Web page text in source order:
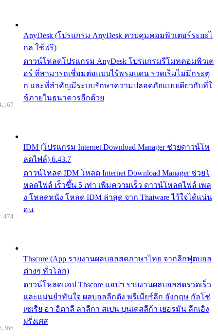
AnyDesk (โปรแกรม AnyDesk ควบคุมคอมพิวเตอร์ระยะไ
กล ใช้ฟรี)
ดาวน์โหลดโปรแกรม AnyDesk โปรแกรมรีโมทคอมพิวเต
อร์ ที่สามารถเชื่อมต่อแบบไร้พรมแดน รวดเร็มไม่มีกระตุ
ก และที่สำคัญมีระบบรักษาความปลอดภัยแบบเดียวกับที่ใ
ช้ภายในธนาคารอีกด้วย
IDM (โปรแกรม Internet Download Manager ช่วยดาวน์โห
ลดไฟล์) 6.43.7
ดาวน์โหลด IDM โหลด Internet Download Manager ช่วยโ
หลดไฟล์ เร็วขึ้น 5 เท่า เพิ่มความเร็ว ดาวน์โหลดไฟล์ เพล
ง โหลดหนัง โหลด IDM ล่าสุด จาก Thaiware ไว้ใจได้แน่น
อน
Thscore (App รายงานผลบอลสดภาษาไทย จากลีกฟุตบอล
ต่างๆ ทั่วโลก)
ดาวน์โหลดแอป Thscore แอปฯ รายงานผลบอลสดรวดเร็ว
และแม่นยำทันใจ ผลบอลลีกดัง พรีเมียร์ลีก อังกฤษ กัลโช่
เซเรีย อา อิตาลี ลาลีกา สเปน บุนเดสลีก้า เยอรมัน ลีกเอิง
ฝรั่งเศส
474